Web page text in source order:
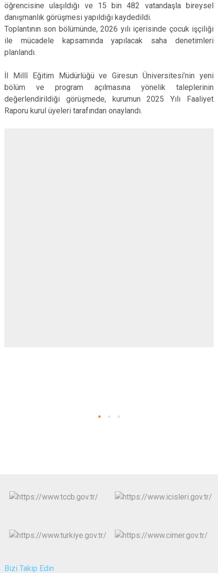
öğrencisine ulaşıldığı ve 15 bin 482 vatandaşla bireysel
danışmanlık görüşmesi yapıldığı kaydedildi.
Toplantının son bölümünde, 2026 yılı içerisinde çocuk işçiliği
ile mücadele kapsamında yapılacak saha denetimleri
planlandı.
İl Millî Eğitim Müdürlüğü ve Giresun Üniversitesi’nin yeni
bölüm ve program açılmasına yönelik taleplerinin
değerlendirildiği görüşmede, kurumun 2025 Yılı Faaliyet
Raporu kurul üyeleri tarafından onaylandı.
Bizi Takip Edin